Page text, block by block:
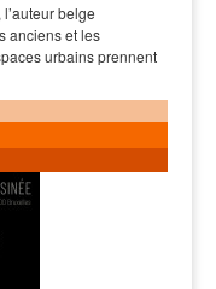
belge
anciens et les
urbains prennent